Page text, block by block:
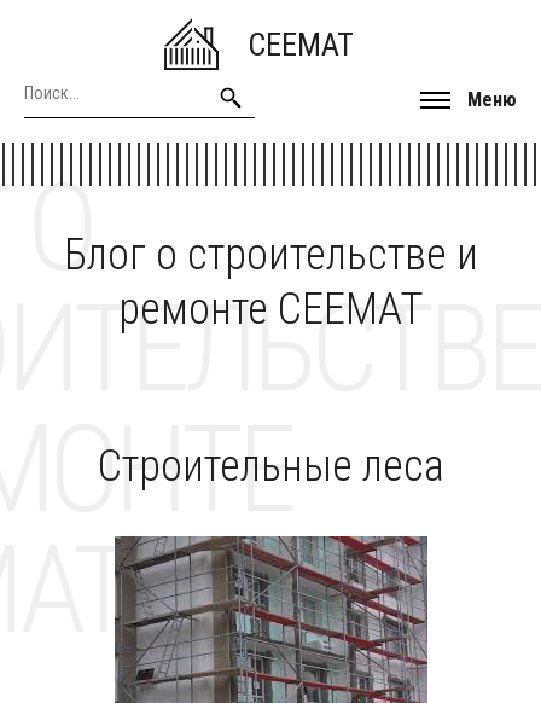
CEEMAT
Меню
Блог о строительстве и
ремонте CEEMAT
О
Строительные леса